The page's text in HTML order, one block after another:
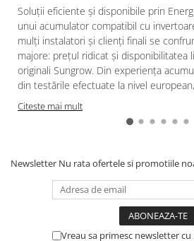
Soluții eficiente și disponibile prin
unui acumulator compatibil cu
mulți instalatori și clienți finali se
majore: prețul ridicat și disponibilitatea
originali Sungrow. Din experiența
din testările efectuate la nivel
Citeste mai mult
Newsletter Nu rata ofertele si promotiile
Vreau sa primesc newsletter